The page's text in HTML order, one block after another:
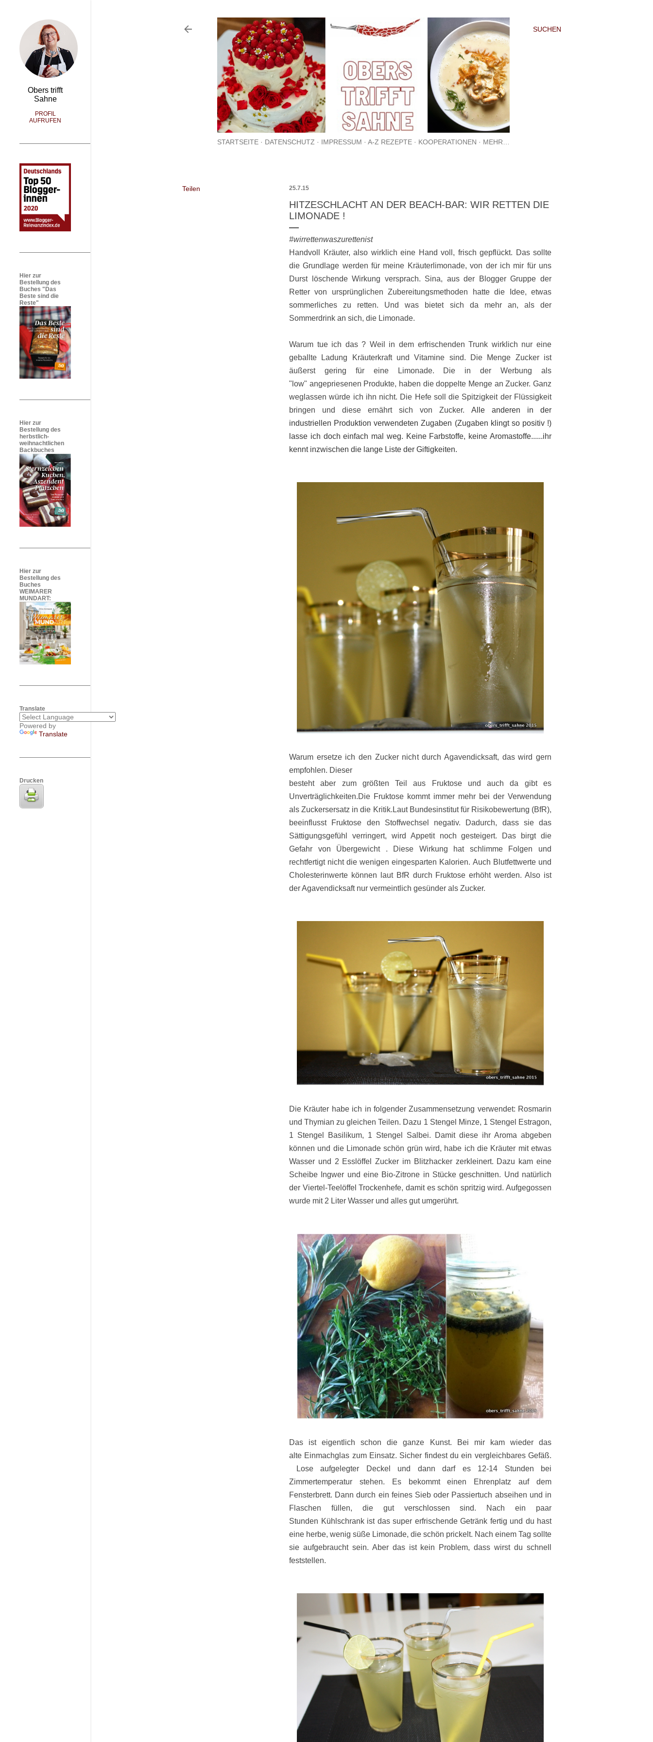
SUCHEN
STARTSEITE DATENSCHUTZ IMPRESSUM A-Z REZEPTE KOOPERATIONEN MEHR…
Teilen 25.7.15
HITZESCHLACHT AN DER BEACH-BAR: WIR RETTEN DIE
LIMONADE !
#wirrettenwaszurettenist
Handvoll Kräuter, also wirklich eine Hand voll, frisch gepflückt. Das sollte
die Grundlage werden für meine Kräuterlimonade, von der ich mir für uns
Durst löschende Wirkung versprach. Sina, aus der Blogger Gruppe der
Retter von ursprünglichen Zubereitungsmethoden hatte die Idee, etwas
sommerliches zu retten. Und was bietet sich da mehr an, als der
Sommerdrink an sich, die Limonade.
Warum tue ich das ? Weil in dem erfrischenden Trunk wirklich nur eine
geballte Ladung Kräuterkraft und Vitamine sind. Die Menge Zucker ist
äußerst gering für eine Limonade. Die in der Werbung als
"low" angepriesenen Produkte, haben die doppelte Menge an Zucker. Ganz
weglassen würde ich ihn nicht. Die Hefe soll die Spitzigkeit der Flüssigkeit
bringen und diese ernährt sich von Zucker. Alle anderen in der
industriellen Produktion verwendeten Zugaben (Zugaben klingt so positiv !)
lasse ich doch einfach mal weg. Keine Farbstoffe, keine Aromastoffe......ihr
kennt inzwischen die lange Liste der Giftigkeiten.
Warum ersetze ich den Zucker nicht durch Agavendicksaft, das wird gern
empfohlen. Dieser
besteht aber zum größten Teil aus Fruktose und auch da gibtes
Unverträglichkeiten.Die Fruktose kommt immer mehr bei der Verwendung
als Zuckersersatz in die Kritik. Laut Bundesinstitut für Risikobewertung (BfR),
beeinflusst Fruktose den Stoffwechsel negativ. Dadurch, dass sie das
Sättigungsgefühl verringert, wird Appetit noch gesteigert. Das birgt die
Gefahr von Übergewicht . Diese Wirkung hat schlimme Folgen und
rechtfertigt nicht die wenigen eingesparten Kalorien. Auch Blutfettwerte und
Cholesterinwerte können laut BfR durch Fruktose erhöht werden. Also ist
der Agavendicksaft nur vermeintlich gesünder als Zucker.
Die Kräuter habe ich in folgender Zusammensetzung verwendet: Rosmarin
und Thymian zu gleichen Teilen. Dazu 1 Stengel Minze, 1 Stengel Estragon,
1 Stengel Basilikum, 1 Stengel Salbei. Damit diese ihr Aroma abgeben
können und die Limonade schön grün wird, habe ich die Kräuter mit etwas
Wasser und 2 Esslöffel Zucker im Blitzhacker zerkleinert. Dazu kam eine
Scheibe Ingwer und eine Bio-Zitrone in Stücke geschnitten. Und natürlich
der Viertel-Teelöffel Trockenhefe, damit es schön spritzig wird. Aufgegossen
wurde mit 2 Liter Wasser und alles gut umgerührt.
Das ist eigentlich schon die ganze Kunst. Bei mir kam wieder das
alte Einmachglas zum Einsatz. Sicher findest du ein vergleichbares Gefäß.
Lose aufgelegter Deckel und dann darf es 12-14 Stunden bei
Zimmertemperatur stehen. Es bekommt einen Ehrenplatz auf dem
Fensterbrett. Dann durch ein feines Sieb oder Passiertuch abseihen und in
Flaschen füllen, die gut verschlossen sind. Nach ein paar
Stunden Kühlschrank ist das super erfrischende Getränk fertig und du hast
eine herbe, wenig süße Limonade, die schön prickelt. Nach einem Tag sollte
sie aufgebraucht sein. Aber das ist kein Problem, dass wirst du schnell
feststellen.
Obers trifft
Sahne
PROFIL
AUFRUFEN
Hier zur
Bestellung des
Buches "Das
Beste sind die
Reste"
Hier zur
Bestellung des
herbstlich-
weihnachtlichen
Backbuches
Hier zur
Bestellung des
Buches
WEIMARER
MUNDART:
Translate
Powered by
Translate
Drucken